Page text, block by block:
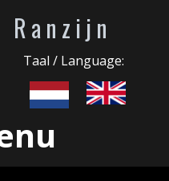
Ranzijn
Taal / Language: